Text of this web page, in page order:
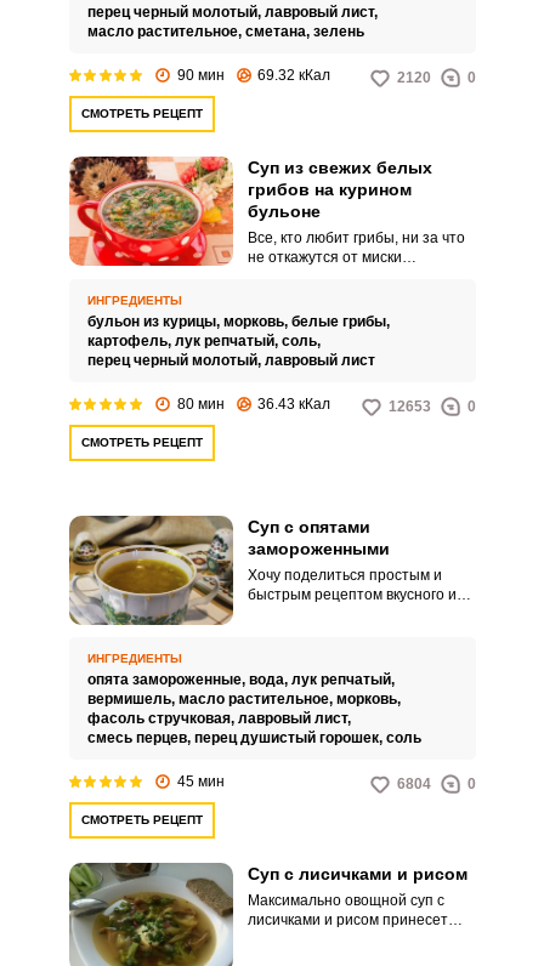
перец черный молотый, лавровый лист,
масло растительное, сметана, зелень
90 мин 69.32 кКал 2120 0
СМОТРЕТЬ РЕЦЕПТ
Суп из свежих белых
грибов на курином
бульоне
Все, кто любит грибы, ни за что
не откажутся от миски
бульоне. Первое блюдо
получается с ярким и
насыщенным грибным вкусом.
ИНГРЕДИЕНТЫ
бульон из курицы, морковь, белые грибы,
картофель, лук репчатый, соль,
перец черный молотый, лавровый лист
80 мин 36.43 кКал 12653 0
СМОТРЕТЬ РЕЦЕПТ
Суп с опятами
замороженными
Хочу поделиться простым и
быстрым рецептом вкусного и
приготовить и из свежих грибов,
но у меня в этот раз остались
только замороженные опята.
ИНГРЕДИЕНТЫ
опята замороженные, вода, лук репчатый,
вермишель, масло растительное, морковь,
фасоль стручковая, лавровый лист,
смесь перцев, перец душистый горошек, соль
45 мин 6804 0
СМОТРЕТЬ РЕЦЕПТ
Суп с лисичками и рисом
Максимально овощной суп с
лисичками и рисом принесет